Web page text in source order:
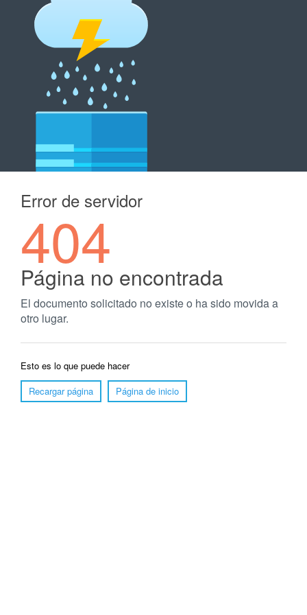
Error de servidor
404
Página no encontrada
El documento solicitado no existe o ha sido movida a
otro lugar.
Esto es lo que puede hacer
Recargar página
Página de inicio